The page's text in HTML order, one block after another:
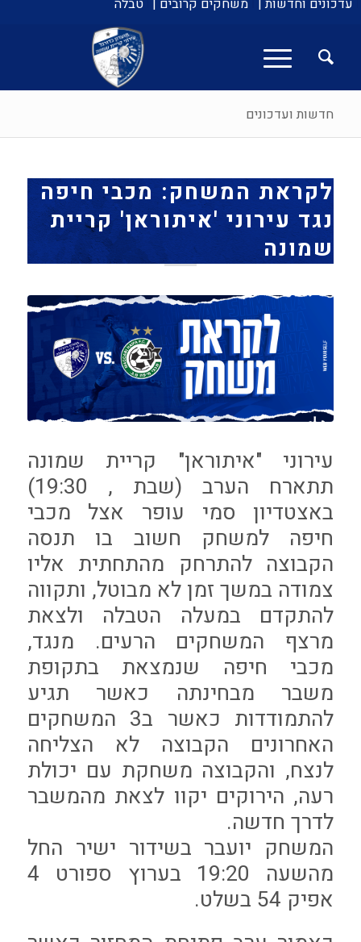
עדכונים וחדשות | משחקים קרובים | טבלה
חדשות ועדכונים
לקראת המשחק: מכבי חיפה
נגד עירוני 'איתוראן' קריית
שמונה
עירוני "איתוראן" קריית שמונה
תתארח הערב (שבת , 19:30)
באצטדיון סמי עופר אצל מכבי
חיפה למשחק חשוב בו תנסה
הקבוצה להתרחק מהתחתית אליו
צמודה במשך זמן לא מבוטל, ותקווה
להתקדם במעלה הטבלה ולצאת
מרצף המשחקים הרעים. מנגד,
מכבי חיפה שנמצאת בתקופת
משבר מבחינתה כאשר תגיע
להתמודדות כאשר ב3 המשחקים
האחרונים הקבוצה לא הצליחה
לנצח, והקבוצה משחקת עם יכולת
רעה, הירוקים יקוו לצאת מהמשבר
לדרך חדשה.
המשחק יועבר בשידור ישיר החל
מהשעה 19:20 בערוץ ספורט 4
אפיק 54 בשלט.